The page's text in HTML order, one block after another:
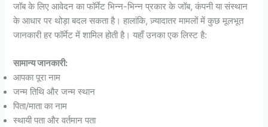
जॉब के लिए आवेदन का फॉर्मेट भिन्न-भिन्न प्रकार के जॉब, कंपनी या संस्थान
के आधार पर थोड़ा बदल सकता है। हालांकि, ज़्यादातर मामलों में कुछ मूलभूत
जानकारी हर फॉर्मेट में शामिल होती है। यहाँ उनका एक लिस्ट है:
सामान्य जानकारी:
आपका पूरा नाम
जन्म तिथि और जन्म स्थान
पिता/माता का नाम
स्थायी पता और वर्तमान पता